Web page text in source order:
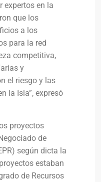
expertos en la
que los
a los
para la red
competitiva,
y
el riesgo y las
la Isla”, expresó
proyectos
de
según dicta la
estaban
de Recursos